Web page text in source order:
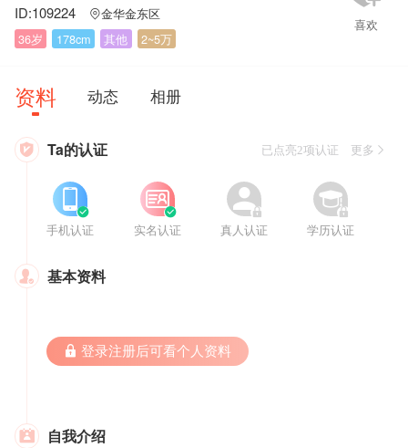
ID:109224 金华金东区
36岁
178cm 其他 2~5万
资料 动态 相册
 Ta的认证 已点亮2项认证 更多

手机认证


实名认证


真人认证


学历认证
 基本资料
 登录注册后可看个人资料
 自我介绍